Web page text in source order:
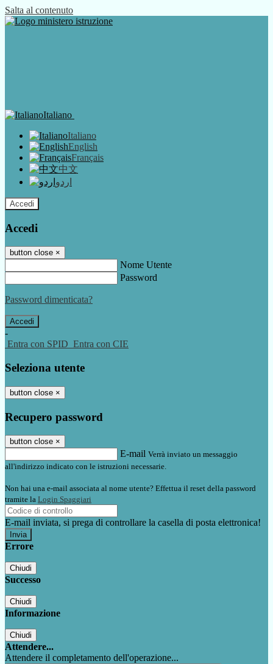
Salta al contenuto
Italiano
Italiano
English
Français
中文
اردو
Accedi
Accedi
button close ×
Nome Utente
Password
Password dimenticata?
-
Entra con SPID Entra con CIE
Seleziona utente
button close ×
Recupero password
button close ×
E-mail Verrà inviato un messaggio
all'indirizzo indicato con le istruzioni necessarie.
Non hai una e-mail associata al nome utente? Effettua il reset della password
tramite la Login Spaggiari
E-mail inviata, si prega di controllare la casella di posta elettronica!
Errore
Chiudi
Successo
Chiudi
Informazione
Chiudi
Attendere...
Attendere il completamento dell'operazione...